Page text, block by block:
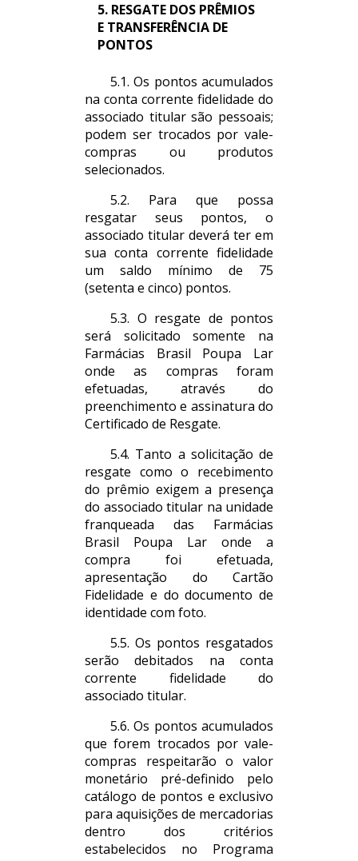
5. RESGATE DOS PRÊMIOS
E TRANSFERÊNCIA DE
PONTOS
5.1. Os pontos acumulados
na conta corrente fidelidade do
associado titular são pessoais;
podem ser trocados por vale-
compras ou produtos
selecionados.
5.2. Para que possa
resgatar seus pontos, o
associado titular deverá ter em
sua conta corrente fidelidade
um saldo mínimo de 75
(setenta e cinco) pontos.
5.3. O resgate de pontos
será solicitado somente na
Farmácias Brasil Poupa Lar
onde as compras foram
efetuadas, através do
preenchimento e assinatura do
Certificado de Resgate.
5.4. Tanto a solicitação de
resgate como o recebimento
do prêmio exigem a presença
do associado titular na unidade
franqueada das Farmácias
Brasil Poupa Lar onde a
compra foi efetuada,
apresentação do Cartão
Fidelidade e do documento de
identidade com foto.
5.5. Os pontos resgatados
serão debitados na conta
corrente fidelidade do
associado titular.
5.6. Os pontos acumulados
que forem trocados por vale-
compras respeitarão o valor
monetário pré-definido pelo
catálogo de pontos e exclusivo
para aquisições de mercadorias
dentro dos critérios
estabelecidos no Programa